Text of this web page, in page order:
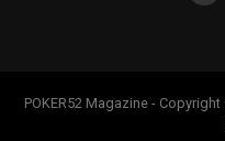
POKER52 Magazine -